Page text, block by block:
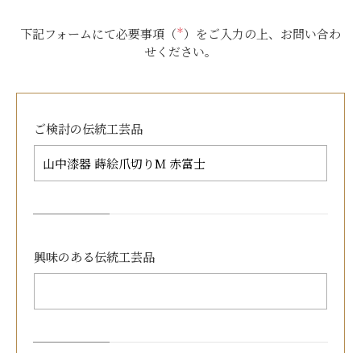
下記フォームにて必要事項（＊）をご入力の上、お問い合わ
せください。
ご検討の伝統工芸品
興味のある伝統工芸品